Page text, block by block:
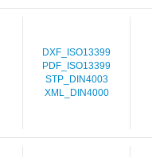
DXF_ISO13399
PDF_ISO13399
STP_DIN4003
XML_DIN4000